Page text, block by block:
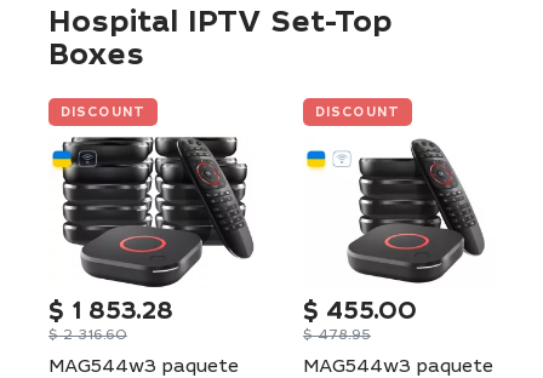
Hospital IPTV Set-Top
Boxes
DISCOUNT
$ 1 853.28
$2 316.60
MAG544w3 paquete
DISCOUNT
$ 455.00
$478.95
MAG544w3 paquete